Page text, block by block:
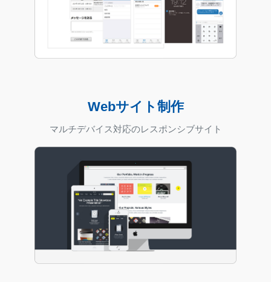
Webサイト制作
マルチデバイス対応のレスポンシブサイト